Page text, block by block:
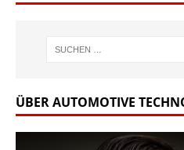
ÜBER AUTOMOTIVE